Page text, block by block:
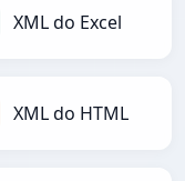
XML do Excel
XML do HTML